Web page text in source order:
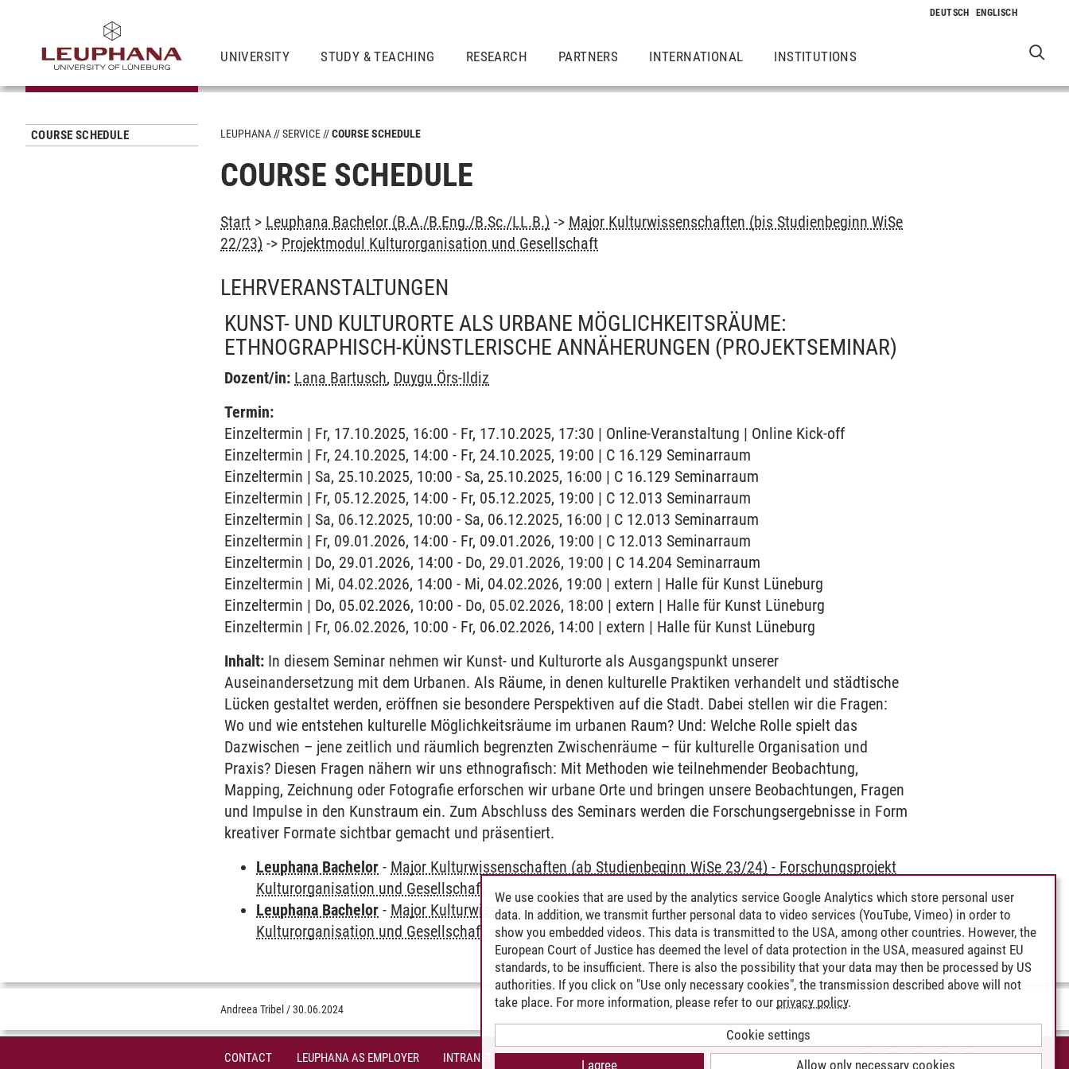
UNIVERSITY STUDY & TEACHING RESEARCH PARTNERS INTERNATIONAL INSTITUTIONS
COURSE SCHEDULE LEUPHANA SERVICE COURSE SCHEDULE
COURSE SCHEDULE
Start > Leuphana Bachelor (B.A./B.Eng./B.Sc./LL.B.) -> Major Kulturwissenschaften (bis Studienbeginn WiSe
22/23) -> Projektmodul Kulturorganisation und Gesellschaft
LEHRVERANSTALTUNGEN
KUNST- UND KULTURORTE ALS URBANE MÖGLICHKEITSRÄUME:
ETHNOGRAPHISCH-KÜNSTLERISCHE ANNÄHERUNGEN (PROJEKTSEMINAR)
Dozent/in: Lana Bartusch, Duygu Örs-Ildiz
Termin:
Einzeltermin | Fr, 17.10.2025, 16:00 - Fr, 17.10.2025, 17:30 | Online-Veranstaltung | Online Kick-off
Einzeltermin | Fr, 24.10.2025, 14:00 - Fr, 24.10.2025, 19:00 | C 16.129 Seminarraum
Einzeltermin | Sa, 25.10.2025, 10:00 - Sa, 25.10.2025, 16:00 | C 16.129 Seminarraum
Einzeltermin | Fr, 05.12.2025, 14:00 - Fr, 05.12.2025, 19:00 | C 12.013 Seminarraum
Einzeltermin | Sa, 06.12.2025, 10:00 - Sa, 06.12.2025, 16:00 | C 12.013 Seminarraum
Einzeltermin | Fr, 09.01.2026, 14:00 - Fr, 09.01.2026, 19:00 | C 12.013 Seminarraum
Einzeltermin | Do, 29.01.2026, 14:00 - Do, 29.01.2026, 19:00 | C 14.204 Seminarraum
Einzeltermin | Mi, 04.02.2026, 14:00 - Mi, 04.02.2026, 19:00 | extern | Halle für Kunst Lüneburg
Einzeltermin | Do, 05.02.2026, 10:00 - Do, 05.02.2026, 18:00 | extern | Halle für Kunst Lüneburg
Einzeltermin | Fr, 06.02.2026, 10:00 - Fr, 06.02.2026, 14:00 | extern | Halle für Kunst Lüneburg
Inhalt: In diesem Seminar nehmen wir Kunst- und Kulturorte als Ausgangspunkt unserer
Auseinandersetzung mit dem Urbanen. Als Räume, in denen kulturelle Praktiken verhandelt und städtische
Lücken gestaltet werden, eröffnen sie besondere Perspektiven auf die Stadt. Dabei stellen wir die Fragen:
Wo und wie entstehen kulturelle Möglichkeitsräume im urbanen Raum? Und: Welche Rolle spielt das
Dazwischen – jene zeitlich und räumlich begrenzten Zwischenräume – für kulturelle Organisation und
Praxis? Diesen Fragen nähern wir uns ethnografisch: Mit Methoden wie teilnehmender Beobachtung,
Mapping, Zeichnung oder Fotografie erforschen wir urbane Orte und bringen unsere Beobachtungen, Fragen
und Impulse in den Kunstraum ein. Zum Abschluss des Seminars werden die Forschungsergebnisse in Form
kreativer Formate sichtbar gemacht und präsentiert.
Leuphana Bachelor - Major Kulturwissenschaften (ab Studienbeginn WiSe 23/24) - Forschungsprojekt
Kulturorganisation und Gesellschaft
Leuphana Bachelor - Major Kulturwissenschaften (bis Studienbeginn WiSe 22/23)-Projektmodul
Kulturorganisation und Gesellschaft
Andreea Tribel /30.06.2024
CONTACT LEUPHANA AS EMPLOYER INTRANET SITE NOTICE PRIVACY POLICY ACCESSIBILITY
We use cookies that are used by the analytics service Google Analytics which store personal user
data. In addition, we transmit further personal data to video services (YouTube, Vimeo) in order to
show you embedded videos. This data is transmitted to the USA, among other countries. However, the
European Court of Justice has deemed the level of data protection in the USA, measured against EU
standards, to be insufficient. There is also the possibility that your data may then be processed by US
authorities. If you click on "Use only necessary cookies", the transmission described above will not
take place. For more information, please refer to our privacy policy.
Cookie settings
Allow only necessary cookies
I agree